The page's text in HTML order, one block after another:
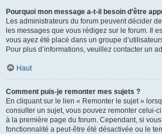
Pourquoi mon message a-t-il besoin d’être
Les administrateurs du forum peuvent décider
les messages que vous rédigez sur le forum. Il
vous ayez été placé dans un groupe
Pour plus d’informations, veuillez contacter un
Haut
Comment puis-je remonter mes sujets ?
En cliquant sur le lien « Remonter le sujet »
consulter un sujet, vous pouvez remonter celui-
à la première page du forum. Cependant, si
fonctionnalité a peut-être été désactivée ou le